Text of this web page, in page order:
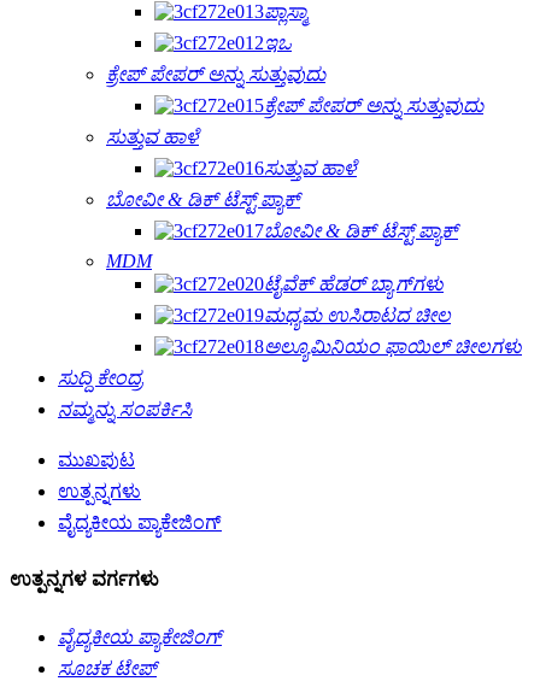
ಪ್ಲಾಸ್ಮಾ
ಇಒ
ಕ್ರೇಪ್ ಪೇಪರ್ ಅನ್ನು ಸುತ್ತುವುದು
ಕ್ರೇಪ್ ಪೇಪರ್ ಅನ್ನು ಸುತ್ತುವುದು
ಸುತ್ತುವ ಹಾಳೆ
ಸುತ್ತುವ ಹಾಳೆ
ಬೋವೀ & ಡಿಕ್ ಟೆಸ್ಟ್ ಪ್ಯಾಕ್
ಬೋವೀ & ಡಿಕ್ ಟೆಸ್ಟ್ ಪ್ಯಾಕ್
MDM
ಟೈವೆಕ್ ಹೆಡರ್ ಬ್ಯಾಗ್‌ಗಳು
ಮಧ್ಯಮ ಉಸಿರಾಟದ ಚೀಲ
ಅಲ್ಯೂಮಿನಿಯಂ ಫಾಯಿಲ್ ಚೀಲಗಳು
ಸುದ್ದಿ ಕೇಂದ್ರ
ನಮ್ಮನ್ನು ಸಂಪರ್ಕಿಸಿ
ಮುಖಪುಟ
ಉತ್ಪನ್ನಗಳು
ವೈದ್ಯಕೀಯ ಪ್ಯಾಕೇಜಿಂಗ್
ಉತ್ಪನ್ನಗಳ ವರ್ಗಗಳು
ವೈದ್ಯಕೀಯ ಪ್ಯಾಕೇಜಿಂಗ್
ಸೂಚಕ ಟೇಪ್